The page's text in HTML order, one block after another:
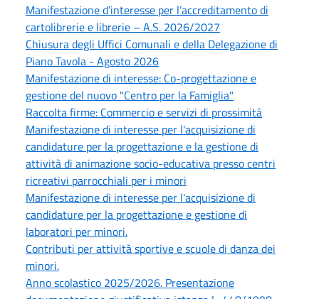
Manifestazione d’interesse per l’accreditamento di
cartolibrerie e librerie – A.S. 2026/2027
Chiusura degli Uffici Comunali e della Delegazione di
Piano Tavola - Agosto 2026
Manifestazione di interesse: Co-progettazione e
gestione del nuovo "Centro per la Famiglia"
Raccolta firme: Commercio e servizi di prossimità
Manifestazione di interesse per l'acquisizione di
candidature per la progettazione e la gestione di
attività di animazione socio-educativa presso centri
ricreativi parrocchiali per i minori
Manifestazione di interesse per l'acquisizione di
candidature per la progettazione e gestione di
laboratori per minori.
Contributi per attività sportive e scuole di danza dei
minori.
Anno scolastico 2025/2026. Presentazione